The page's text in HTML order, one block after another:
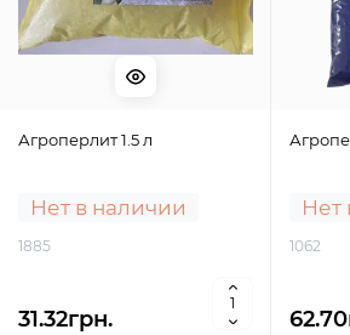
Агроперлит 1.5 л
Нет в наличии
1885
31.32грн.
Нет
1062